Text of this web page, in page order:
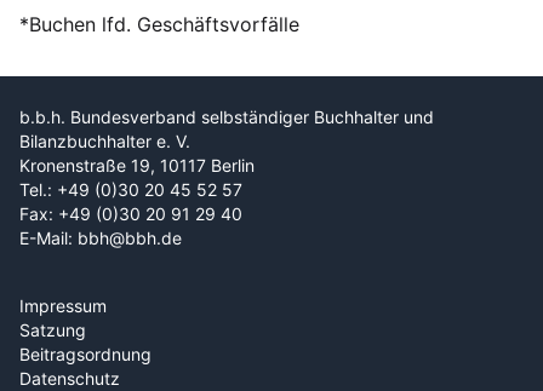
*Buchen lfd. Geschäftsvorfälle
b.b.h. Bundesverband selbständiger Buchhalter und
Bilanzbuchhalter e. V.
Kronenstraße 19, 10117 Berlin
Tel.: +49 (0)30 20 45 52 57
Fax: +49 (0)30 20 91 29 40
E-Mail: bbh@bbh.de
Impressum
Satzung
Beitragsordnung
Datenschutz